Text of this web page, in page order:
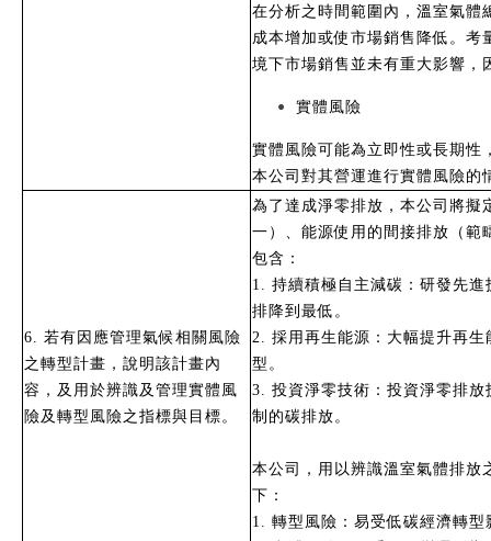
在分析之時間範圍內，溫室氣體
成本增加或使市場銷售降低。考
境下市場銷售並未有重大影響，
實體風險
實體風險可能為立即性或長期性
本公司對其營運進行實體風險的
6. 若有因應管理氣候相關風險
之轉型計畫，說明該計畫內
容，及用於辨識及管理實體風
險及轉型風險之指標與目標。
為了達成淨零排放，本公司將擬
一）、能源使用的間接排放（範
包含：
1. 持續積極自主減碳：研發先
排降到最低。
2. 採用再生能源：大幅提升再
型。
3. 投資淨零技術：投資淨零排
制的碳排放。
本公司，用以辨識溫室氣體排放
下：
1. 轉型風險：易受低碳經濟轉